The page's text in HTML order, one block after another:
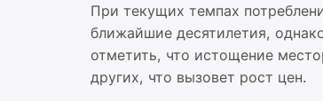
При текущих темпах
ближайшие десятилетия,
отметить, что истощение
других, что вызовет рост цен.